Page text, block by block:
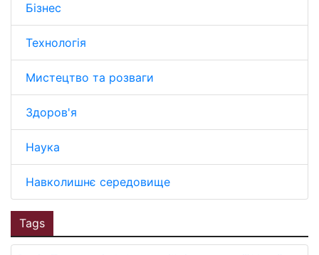
Бізнес
Технологія
Мистецтво та розваги
Здоров'я
Наука
Навколишнє середовище
Tags